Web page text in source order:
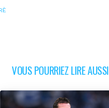
VOUS POURRIEZ LIRE AUSSI